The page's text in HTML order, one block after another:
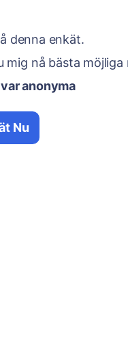
denna enkät.
mig nå bästa möjliga
anonyma
Nu